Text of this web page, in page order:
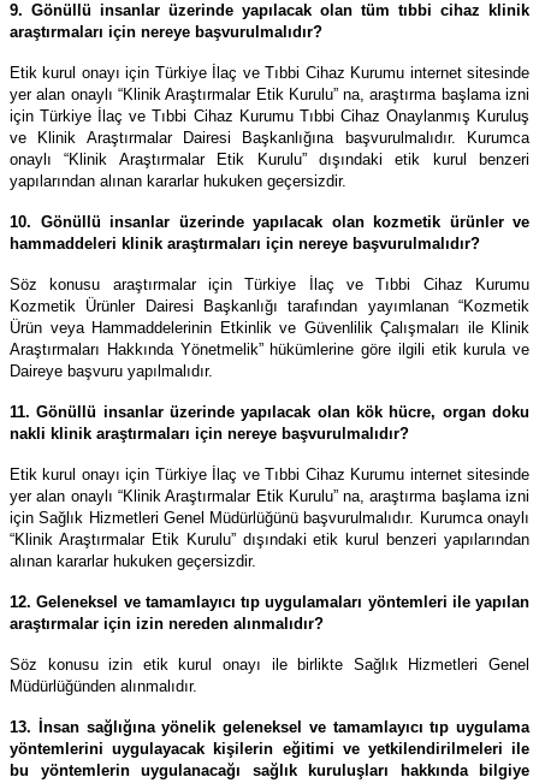
9. Gönüllü insanlar üzerinde yapılacak olan tüm tıbbi cihaz klinik
araştırmaları için nereye başvurulmalıdır?
Etik kurul onayı için Türkiye İlaç ve Tıbbi Cihaz Kurumu internet sitesinde
yer alan onaylı “Klinik Araştırmalar Etik Kurulu” na, araştırma başlama izni
için Türkiye İlaç ve Tıbbi Cihaz Kurumu Tıbbi Cihaz Onaylanmış Kuruluş
ve Klinik Araştırmalar Dairesi Başkanlığına başvurulmalıdır. Kurumca
onaylı “Klinik Araştırmalar Etik Kurulu” dışındaki etik kurul benzeri
yapılarından alınan kararlar hukuken geçersizdir.
10. Gönüllü insanlar üzerinde yapılacak olan kozmetik ürünler ve
hammaddeleri klinik araştırmaları için nereye başvurulmalıdır?
Söz konusu araştırmalar için Türkiye İlaç ve Tıbbi Cihaz Kurumu
Kozmetik Ürünler Dairesi Başkanlığı tarafından yayımlanan “Kozmetik
Ürün veya Hammaddelerinin Etkinlik ve Güvenlilik Çalışmaları ile Klinik
Araştırmaları Hakkında Yönetmelik” hükümlerine göre ilgili etik kurula ve
Daireye başvuru yapılmalıdır.
11. Gönüllü insanlar üzerinde yapılacak olan kök hücre, organ doku
nakli klinik araştırmaları için nereye başvurulmalıdır?
Etik kurul onayı için Türkiye İlaç ve Tıbbi Cihaz Kurumu internet sitesinde
yer alan onaylı “Klinik Araştırmalar Etik Kurulu” na, araştırma başlama izni
için Sağlık Hizmetleri Genel Müdürlüğünü başvurulmalıdır. Kurumca onaylı
“Klinik Araştırmalar Etik Kurulu” dışındaki etik kurul benzeri yapılarından
alınan kararlar hukuken geçersizdir.
12. Geleneksel ve tamamlayıcı tıp uygulamaları yöntemleri ile yapılan
araştırmalar için izin nereden alınmalıdır?
Söz konusu izin etik kurul onayı ile birlikte Sağlık Hizmetleri Genel
Müdürlüğünden alınmalıdır.
13. İnsan sağlığına yönelik geleneksel ve tamamlayıcı tıp uygulama
yöntemlerini uygulayacak kişilerin eğitimi ve yetkilendirilmeleri ile
bu yöntemlerin uygulanacağı sağlık kuruluşları hakkında bilgiye